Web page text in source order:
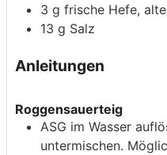
3 g frische Hefe,
13 g Salz
Anleitungen
Roggensauerteig
ASG im Wasser
untermischen.